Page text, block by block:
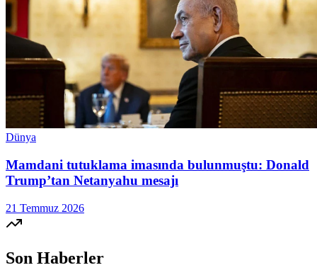
Dünya
Mamdani tutuklama imasında bulunmuştu: Donald
Trump’tan Netanyahu mesajı
21 Temmuz 2026
Son Haberler